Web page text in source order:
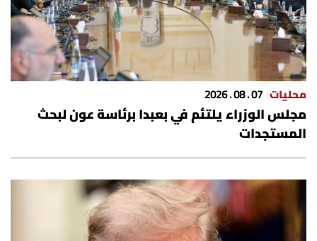
محليات 07 . 08 . 2026
مجلس الوزراء يلتئم في بعبدا برئاسة عون لبحث
المستجدات